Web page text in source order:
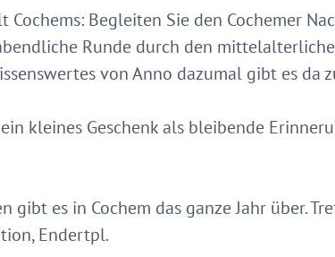
Begleiten Sie den Cochemer
Runde durch den
von Anno dazumal gibt es da
kleines Geschenk als bleibende
es in Cochem das ganze Jahr über.
Endertpl.